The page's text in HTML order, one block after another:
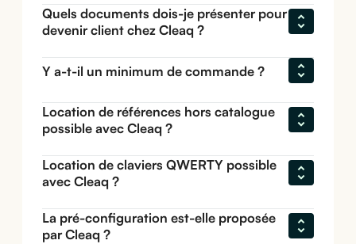
Quels documents dois-je présenter pour
devenir client chez Cleaq ?
Y a-t-il un minimum de commande ?
Location de références hors catalogue
possible avec Cleaq ?
Location de claviers QWERTY possible
avec Cleaq ?
La pré-configuration est-elle proposée
par Cleaq ?